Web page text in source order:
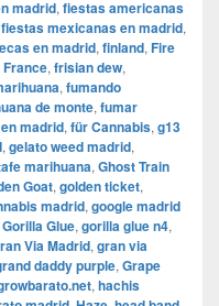
madrid, fiestas americanas
fiestas mexicanas en madrid,
en madrid, finland, Fire
France, frisian dew,
, fumando
de monte, fumar
madrid, für Cannabis, g13
, gelato weed madrid,
marihuana, Ghost Train
Goat, golden ticket,
madrid, google madrid
Gorilla Glue, gorilla glue n4,
Via Madrid, gran via
daddy purple, Grape
, hachis